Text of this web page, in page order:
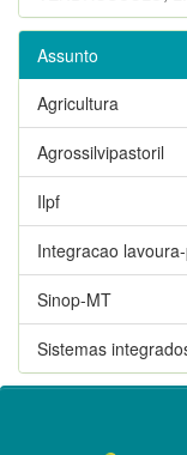
Assunto
Agricultura
Agrossilvipastoril
Ilpf
Integracao
Sinop-MT
Sistemas